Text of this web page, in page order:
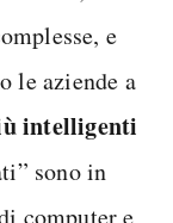
e
le aziende a
intelligenti
sono in
computer e